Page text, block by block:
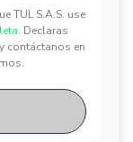
TUL S.A.S. use
Declaras
y contáctanos en
✕
✕